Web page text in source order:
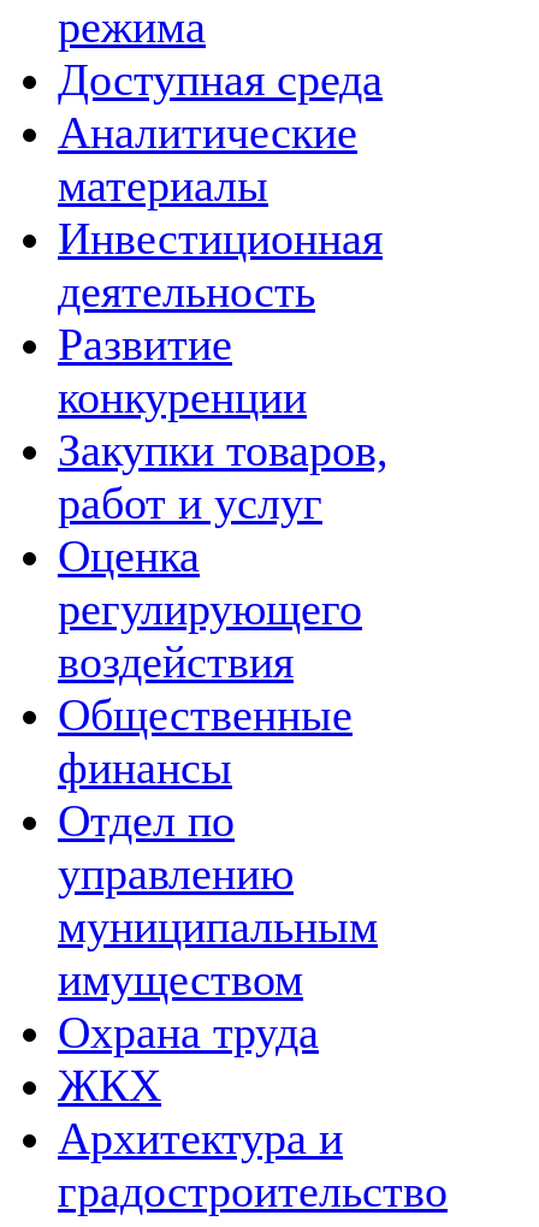
режима
Доступная среда
Аналитические
материалы
Инвестиционная
деятельность
Развитие
конкуренции
Закупки товаров,
работ и услуг
Оценка
регулирующего
воздействия
Общественные
финансы
Отдел по
управлению
муниципальным
имуществом
Охрана труда
ЖКХ
Архитектура и
градостроительство